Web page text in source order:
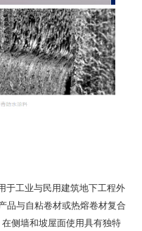
于工业与民用建筑地下工程外
品与自粘卷材或热熔卷材复合
侧墙和坡屋面使用具有独特